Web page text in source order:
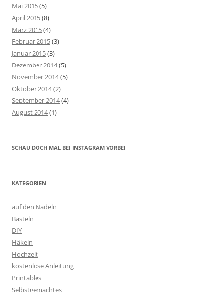
Mai 2015(5)
April 2015(8)
März 2015(4)
Februar 2015(3)
Januar 2015(3)
Dezember 2014(5)
November 2014(5)
Oktober 2014(2)
September 2014(4)
August 2014(1)
SCHAU DOCH MAL BEI INSTAGRAM VORBEI
KATEGORIEN
auf den Nadeln
Basteln
DIY
Häkeln
Hochzeit
kostenlose Anleitung
Printables
Selbstgemachtes